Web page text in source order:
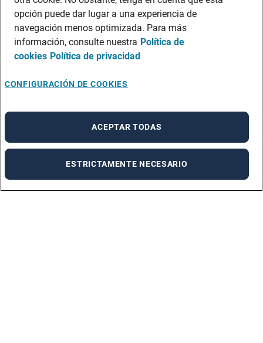
opción puede dar lugar a una experiencia de
navegación menos optimizada. Para más
información, consulte nuestra Política de
cookies Política de privacidad
CONFIGURACIÓN DE COOKIES
ESTRICTAMENTE NECESARIO
ACEPTAR TODAS